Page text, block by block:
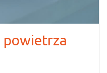
powietrza